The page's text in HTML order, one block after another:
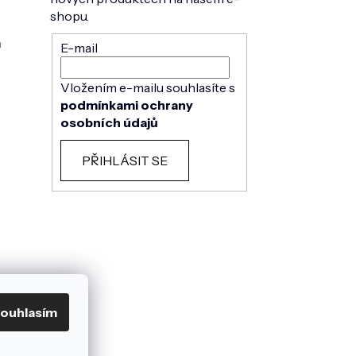
shopu.
E-mail
Vložením e-mailu souhlasíte s
podmínkami ochrany
osobních údajů
PŘIHLÁSIT SE